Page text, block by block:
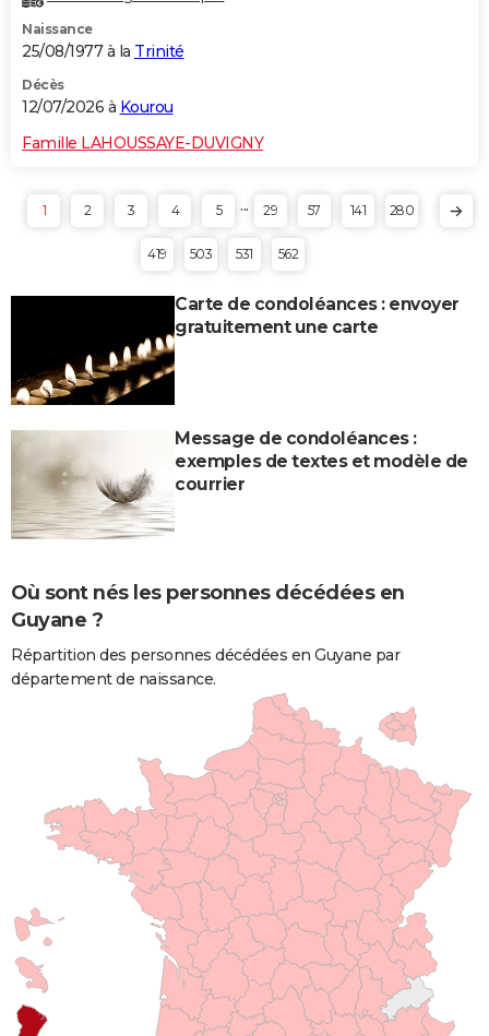
Naissance
25/08/1977 à la Trinité
Décès
12/07/2026 à Kourou
Famille LAHOUSSAYE-DUVIGNY
1 2 3 4 5 ... 29 57 141 280
419 503 531 562
Carte de condoléances : envoyer
gratuitement une carte
Message de condoléances :
exemples de textes et modèle de
courrier
Où sont nés les personnes décédées en
Guyane ?
Répartition des personnes décédées en Guyane par
département de naissance.